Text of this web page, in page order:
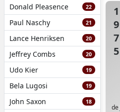
Donald Pleasence 22
Paul Naschy 21
Lance Henriksen 20
Jeffrey Combs 20
Udo Kier 19
Bela Lugosi 19
John Saxon 18
1975
de